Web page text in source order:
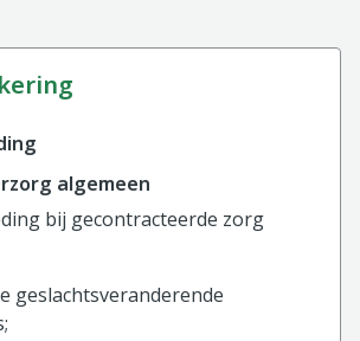
de vergoeding van de
algemeen
bij gecontracteerde zorg
geslachtsveranderende